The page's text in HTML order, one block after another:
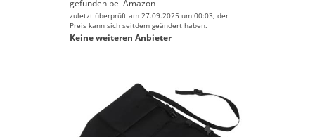
gefunden bei Amazon
zuletzt überprüft am 27.09.2025 um 00:03; der
Preis kann sich seitdem geändert haben.
Keine weiteren Anbieter